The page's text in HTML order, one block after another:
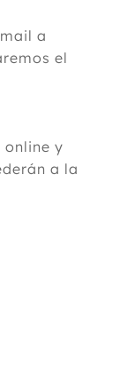
a
el
online y
a la